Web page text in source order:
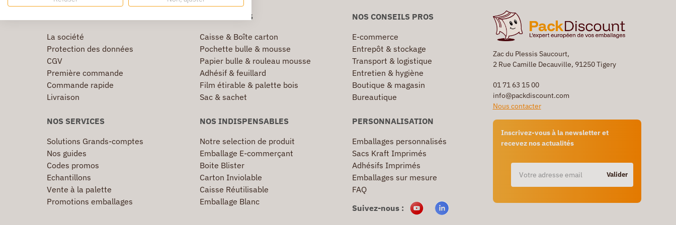
Zac du Plessis Saucourt,
2 Rue Camille Decauville, 91250 Tigery
01 71 63 15 00
info@packdiscount.com
Nous contacter
Inscrivez-vous à la newsletter et
recevez nos actualités
Valider
La société
Protection des données
CGV
Première commande
Commande rapide
Livraison
TOP UNIVERS
Caisse & Boîte carton
Pochette bulle & mousse
Papier bulle & rouleau mousse
Adhésif & feuillard
Film étirable & palette bois
Sac & sachet
NOS CONSEILS PROS
E-commerce
Entrepôt & stockage
Transport & logistique
Entretien & hygiène
Boutique & magasin
Bureautique
NOS SERVICES
Solutions Grands-comptes
Nos guides
Codes promos
Echantillons
Vente à la palette
Promotions emballages
NOS INDISPENSABLES
Notre selection de produit
Emballage E-commerçant
Boite Blister
Carton Inviolable
Caisse Réutilisable
Emballage Blanc
PERSONNALISATION
Emballages personnalisés
Sacs Kraft Imprimés
Adhésifs Imprimés
Emballages sur mesure
FAQ
Suivez-nous :